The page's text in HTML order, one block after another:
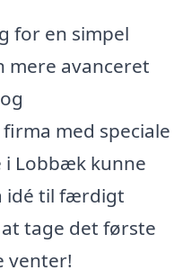
for en simpel
mere avanceret
med speciale
Lobbæk kunne
idé til færdigt
tage det første
venter!